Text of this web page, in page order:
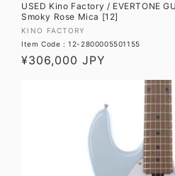
USED Kino Factory / EVERTONE
Smoky Rose Mica [12]
販
売
元:
KINO FACTORY
Item Code : 12-2800005501155
通
¥306,000 JPY